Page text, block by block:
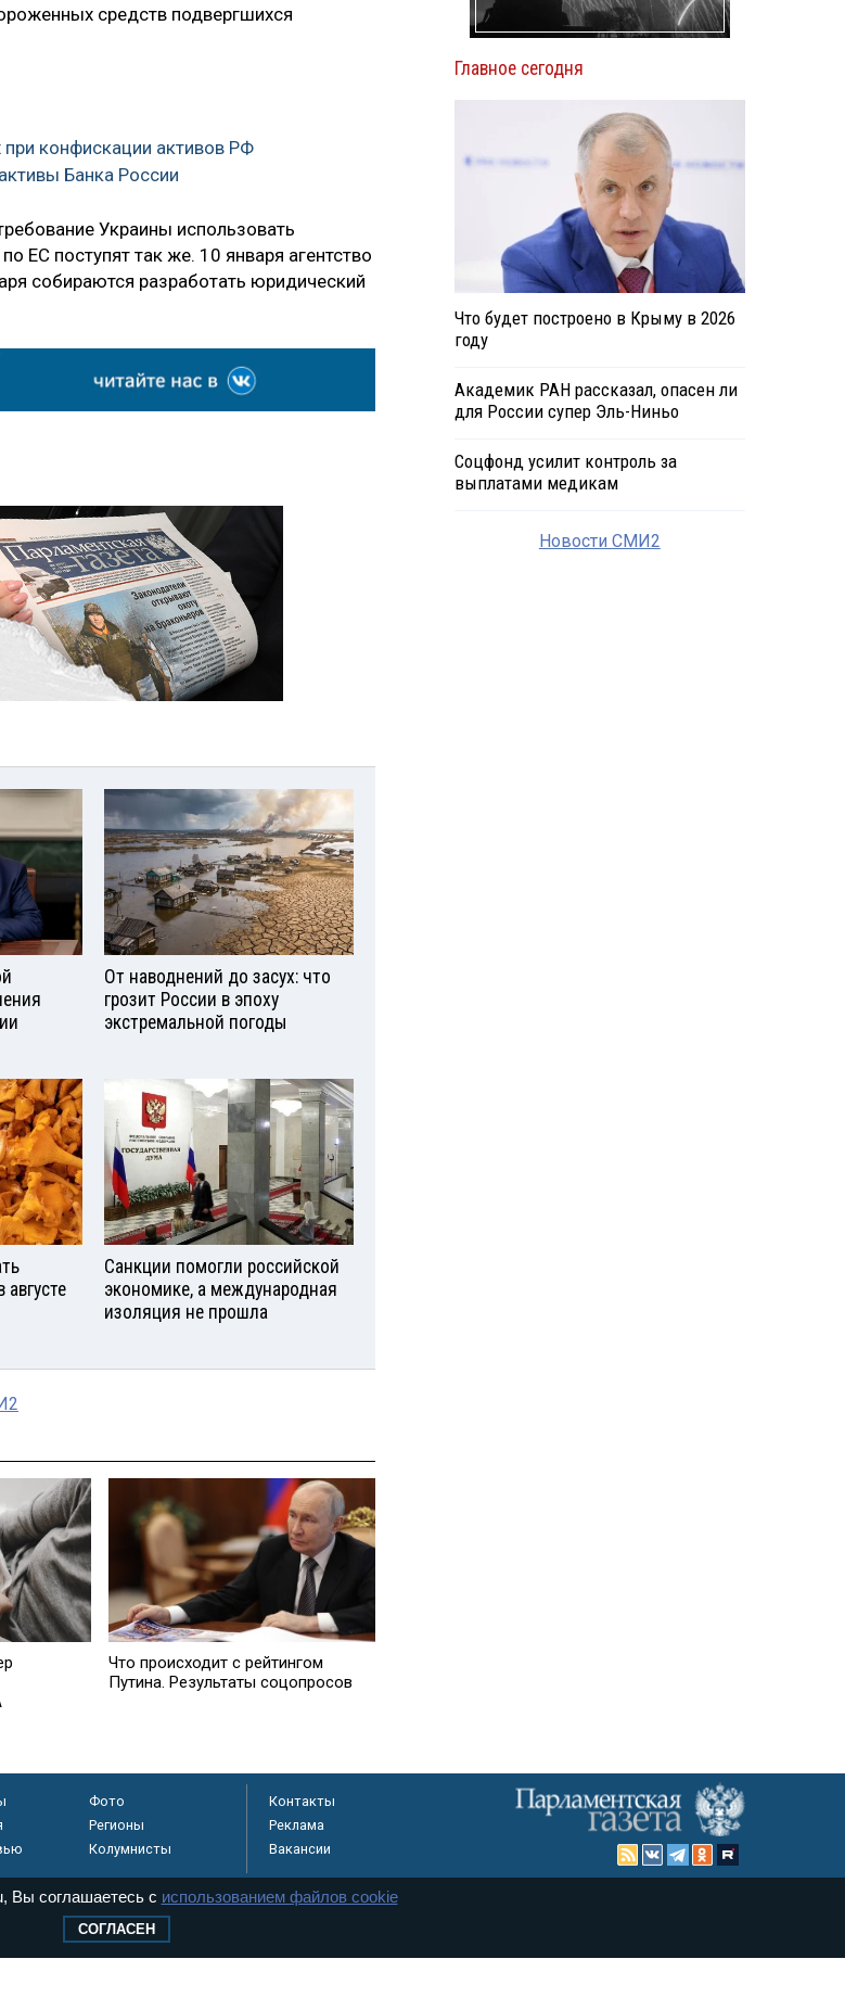
средств подвергшихся
конфискации активов РФ
Банка России
Украины использовать
ЕС поступят так же. 10 января агентство
собираются разработать юридический
От наводнений до засух: что
грозит России в эпоху
экстремальной погоды
Санкции помогли российской
экономике, а международная
изоляция не прошла
Что происходит с рейтингом
Путина. Результаты соцопросов
Главное сегодня
Что будет построено в Крыму в 2026
году
Академик РАН рассказал, опасен ли
для России супер Эль-Ниньо
Соцфонд усилит контроль за
выплатами медикам
Новости СМИ2
Фото
Регионы
Колумнисты
Контакты
Реклама
Вакансии
Вы соглашаетесь с использованием файлов cookie
СОГЛАСЕН